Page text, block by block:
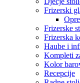
Frizerski
Frizerske
Frizerska
Haube i
Kompleti
Kolor
Recepcije